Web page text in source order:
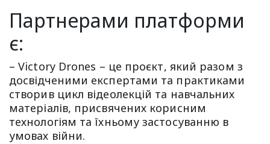
Партнерами платформи
є:
– Victory Drones – це проєкт, який разом з
досвідченими експертами та практиками
створив цикл відеолекцій та навчальних
матеріалів, присвячених корисним
технологіям та їхньому застосуванню в
умовах війни.